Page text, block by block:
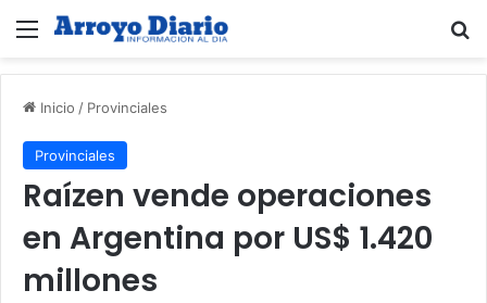
Menú
Inicio / Provinciales
Provinciales
Raízen vende operaciones
en Argentina por US$ 1.420
millones